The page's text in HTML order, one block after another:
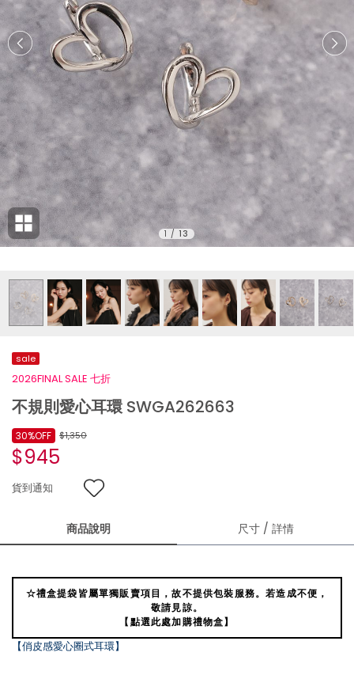
1 / 13
sale
2026FINAL SALE 七折
不規則愛心耳環 SWGA262663
$1,350
$945
30%OFF
貨到通知
商品說明 尺寸 / 詳情
☆禮盒提袋皆屬單獨販賣項目，故不提供包裝服務。若造成不便，
敬請見諒。
【點選此處加購禮物盒】
【俏皮感愛心圈式耳環】